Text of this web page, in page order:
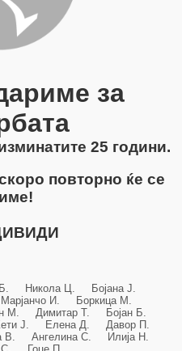
за
25 години.
повторно ќе се
Никола Ц. Бојана Ј.
И. Боркица М.
М. Димитар Т. Бојан Б.
Ј. Елена Д. Давор П.
В. Ангелина С. Илија Н.